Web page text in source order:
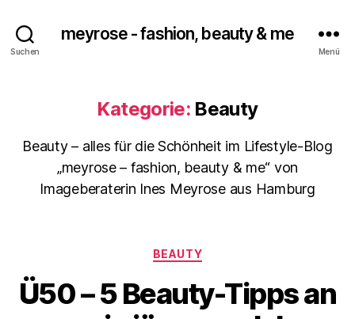
Suchen
meyrose - fashion, beauty & me
Menü
Kategorie: Beauty
Beauty – alles für die Schönheit im Lifestyle-Blog
„meyrose – fashion, beauty & me“ von
Imageberaterin Ines Meyrose aus Hamburg
Kategorien
BEAUTY
Ü50 – 5 Beauty-Tipps an